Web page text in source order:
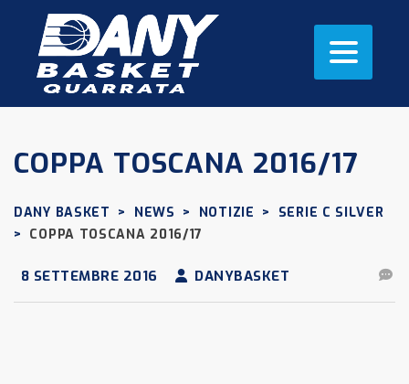
COPPA TOSCANA 2016/17
DANY BASKET > NEWS > NOTIZIE >
SERIE C SILVER
> COPPA TOSCANA 2016/17
8 SETTEMBRE 2016 DANYBASKET